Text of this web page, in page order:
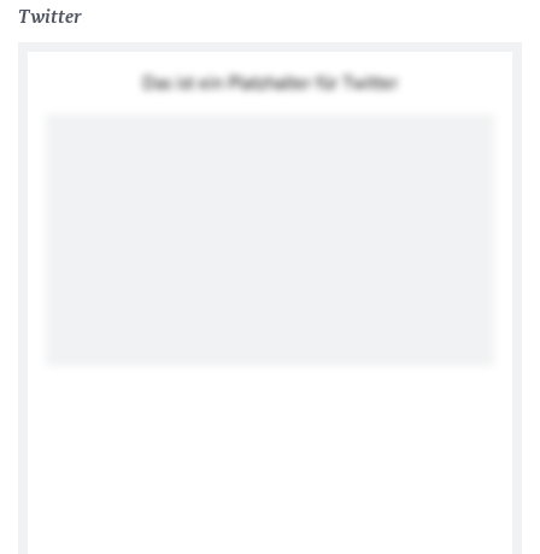
Twitter
Das ist ein Platzhalter für Twitter